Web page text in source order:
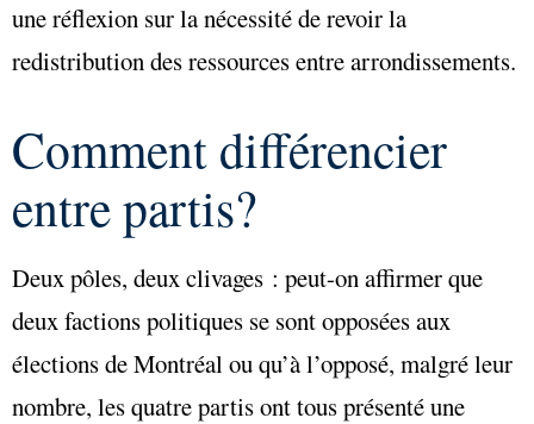
une réflexion sur la nécessité de revoir la
redistribution des ressources entre arrondissements.
Comment différencier
entre partis?
Deux pôles, deux clivages : peut-on affirmer que
deux factions politiques se sont opposées aux
élections de Montréal ou qu’à l’opposé, malgré leur
nombre, les quatre partis ont tous présenté une